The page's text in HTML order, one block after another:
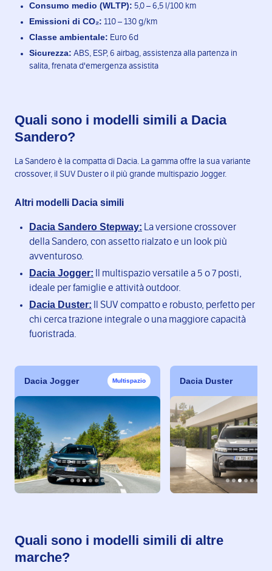
Consumo medio (WLTP): 5,0 – 6,5 l/100 km
Emissioni di CO₂: 110 – 130 g/km
Classe ambientale: Euro 6d
Sicurezza: ABS, ESP, 6 airbag, assistenza alla partenza in
salita, frenata d'emergenza assistita
Quali sono i modelli simili a Dacia
Sandero?
La Sandero è la compatta di Dacia. La gamma offre la sua variante
crossover, il SUV Duster o il più grande multispazio Jogger.
Altri modelli Dacia simili
Dacia Sandero Stepway: La versione crossover
della Sandero, con assetto rialzato e un look più
avventuroso.
Dacia Jogger: Il multispazio versatile a 5 o 7 posti,
ideale per famiglie e attività outdoor.
Dacia Duster: Il SUV compatto e robusto, perfetto per
chi cerca trazione integrale o una maggiore capacità
fuoristrada.
Dacia Jogger Multispazio Dacia Duster
Quali sono i modelli simili di altre
marche?